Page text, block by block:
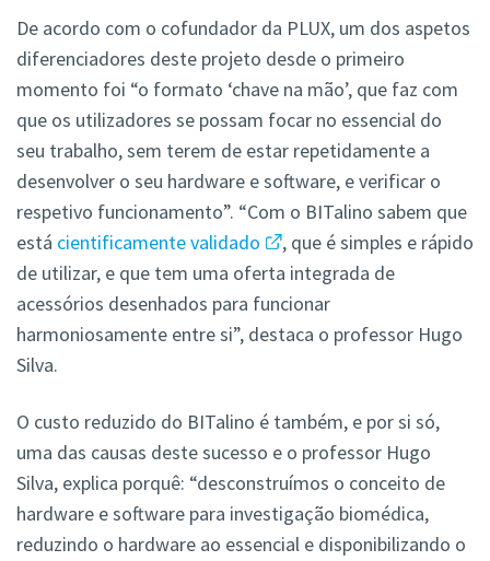
De acordo com o cofundador da PLUX, um dos aspetos
diferenciadores deste projeto desde o primeiro
momento foi “o formato ‘chave na mão’, que faz com
que os utilizadores se possam focar no essencial do
seu trabalho, sem terem de estar repetidamente a
desenvolver o seu hardware e software, e verificar o
respetivo funcionamento”. “Com o BITalino sabem que
está cientificamente validado
, que é simples e rápido
de utilizar, e que tem uma oferta integrada de
acessórios desenhados para funcionar
harmoniosamente entre si”, destaca o professor Hugo
Silva.
O custo reduzido do BITalino é também, e por si só,
uma das causas deste sucesso e o professor Hugo
Silva, explica porquê: “desconstruímos o conceito de
hardware e software para investigação biomédica,
reduzindo o hardware ao essencial e disponibilizando o